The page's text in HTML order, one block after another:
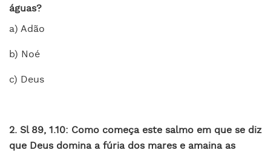
águas?
a) Adão
b) Noé
c) Deus
2. Sl 89, 1.10: Como começa este salmo em que se diz
que Deus domina a fúria dos mares e amaina as